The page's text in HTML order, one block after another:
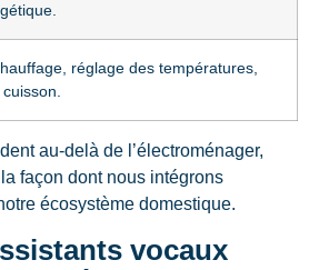
réglage des températures,
au-delà de l’électroménager,
façon dont nous intégrons
écosystème domestique.
vocaux